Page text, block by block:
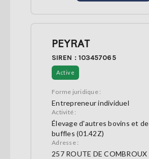
PEYRAT
SIREN : 103457065
Active
Forme juridique :
Entrepreneur individuel
Activité :
Élevage d'autres bovins et de
buffles (01.42Z)
Adresse :
257 ROUTE DE COMBROUX